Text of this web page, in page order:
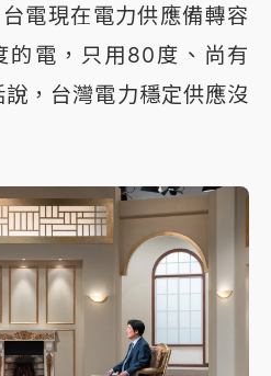
電現在電力供應備轉容
電，只用80度、尚有
，台灣電力穩定供應沒